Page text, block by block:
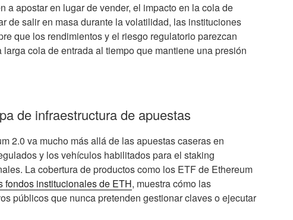
a apostar en lugar de vender, el impacto en la cola de
de salir en masa durante la volatilidad, las instituciones
que los rendimientos y el riesgo regulatorio parezcan
cola de entrada al tiempo que mantiene una presión
de infraestructura de apuestas
2.0 va mucho más allá de las apuestas caseras en
y los vehículos habilitados para el staking
La cobertura de productos como los ETF de Ethereum
fondos institucionales de ETH, muestra cómo las
públicos que nunca pretenden gestionar claves o ejecutar